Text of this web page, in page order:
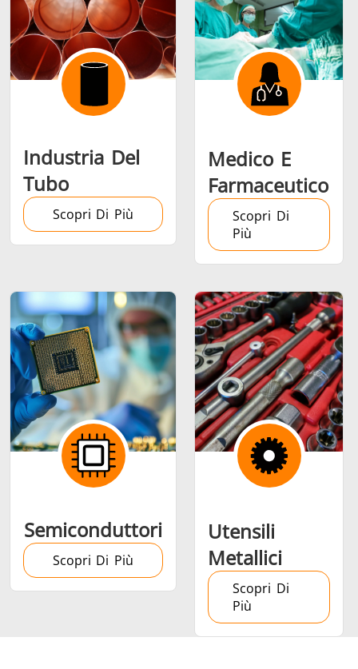
Riscaldamento,
Ventilazione e
AC
Semiconduttori
Industria Del
Tubo
Scopri Di Più
Medico E
Farmaceutico
Scopri Di
Più
Semiconduttori
Scopri Di Più
Utensili
Metallici
Scopri Di
Più